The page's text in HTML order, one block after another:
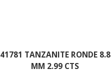
41781 TANZANITE RONDE 8.8
MM 2.99 CTS